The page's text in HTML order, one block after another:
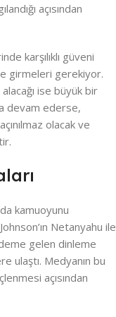
açısından
karşılıklı güveni
girmeleri gerekiyor.
ise büyük bir
devam ederse,
olacak ve
kamuoyunu
Netanyahu ile
gelen dinleme
ulaştı. Medyanın bu
açısından